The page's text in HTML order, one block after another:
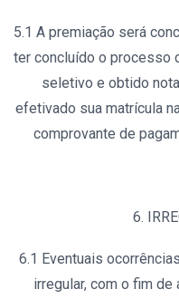
5.1 A premiação será
ter concluído o processo
seletivo e obtido
efetivado sua matrícula
comprovante de
6.
6.1 Eventuais
irregular, com o fim